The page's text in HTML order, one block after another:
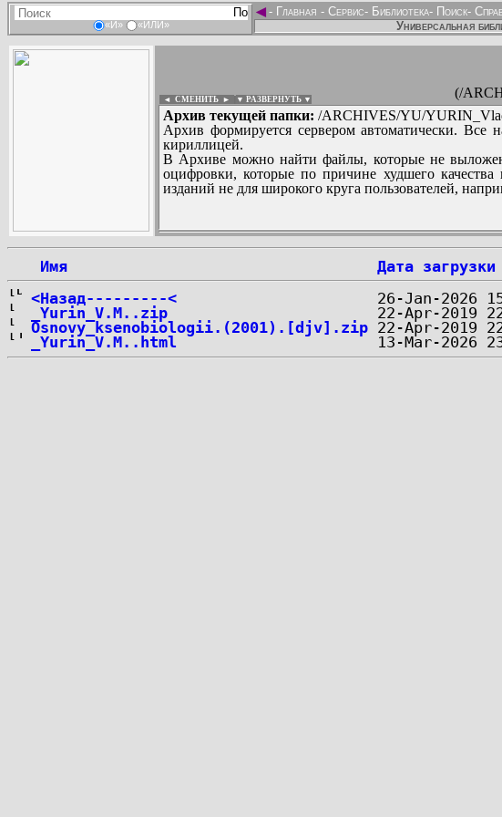
«И» «ИЛИ»
◄- Главная - Сервис- Библиотека- Поиск-
Универсальная
(/
◄ СМЕНИТЬ ► ▼ РАЗВЕРНУТЬ ▼
Архив текущей папки: /ARCHIVES/YU/
Архив формируется сервером автоматически.
кириллицей.
В Архиве можно найти файлы, которые не
оцифровки, которые по причине худшего
изданий не для широкого круга пользователей,
...
Имя Дата загрузки
<Назад---------<
_Yurin_V.M..zip
Osnovy_ksenobiologii.(2001).[djv].zip
_Yurin_V.M..html